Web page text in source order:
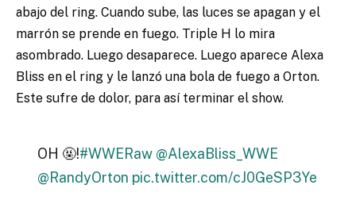
abajo del ring. Cuando sube, las luces se apagan y el
marrón se prende en fuego. Triple H lo mira
asombrado. Luego desaparece. Luego aparece Alexa
Bliss en el ring y le lanzó una bola de fuego a Orton.
Este sufre de dolor, para así terminar el show.
OH 🤬!#WWERaw @AlexaBliss_WWE
@RandyOrton pic.twitter.com/cJ0GeSP3Ye